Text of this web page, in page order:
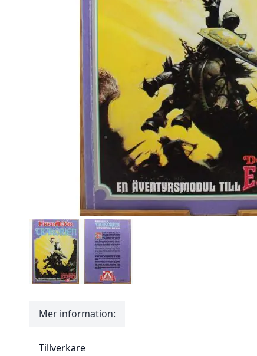
Mer information:
Tillverkare